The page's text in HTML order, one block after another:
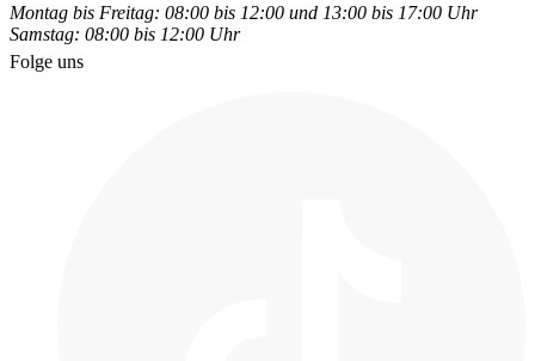
Montag bis Freitag: 08:00 bis 12:00 und 13:00 bis 17:00 Uhr
Samstag: 08:00 bis 12:00 Uhr
Folge uns